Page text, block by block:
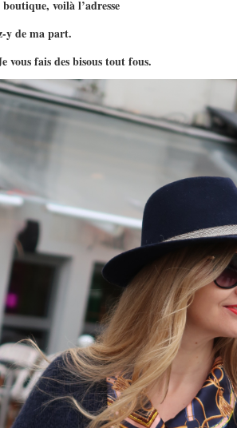
voilà l’adresse
y de ma part.
vous fais des bisous tout fous.